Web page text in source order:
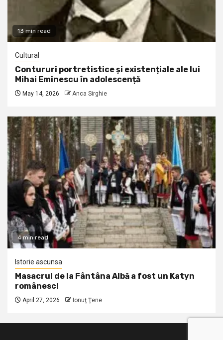
13 min read
Cultural
Contururi portretistice și existențiale ale lui
Mihai Eminescu în adolescență
May 14, 2026 Anca Sirghie
4 min read
Istorie ascunsa
Masacrul de la Fântâna Albă a fost un Katyn
românesc!
April 27, 2026 Ionuţ Ţene